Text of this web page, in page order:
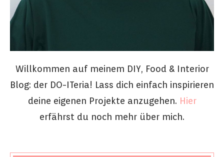
Willkommen auf meinem DIY, Food & Interior
Blog: der DO-ITeria! Lass dich einfach inspirieren
deine eigenen Projekte anzugehen. Hier
erfährst du noch mehr über mich.